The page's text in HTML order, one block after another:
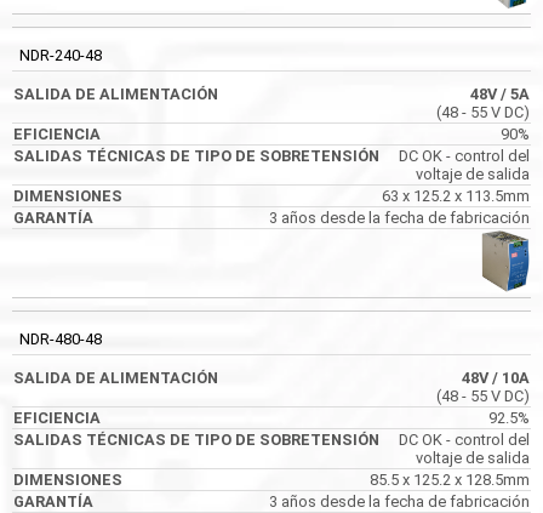
NDR-240-48
48V/ 5A
(48 - 55 V DC)
90%
DC OK - control del
voltaje de salida
63 x 125.2 x 113.5mm
3 años desde la fecha de fabricación
NDR-480-48
48V/ 10A
(48 - 55 V DC)
92.5%
DC OK - control del
voltaje de salida
85.5 x 125.2 x 128.5mm
3 años desde la fecha de fabricación